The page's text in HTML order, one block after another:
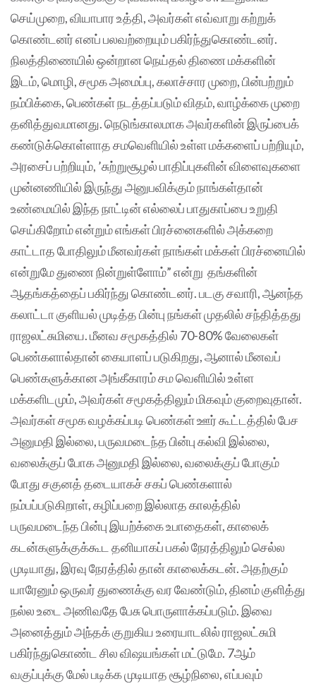
செய்முறை, வியாபார உத்தி, அவர்கள் எவ்வாறு கற்றுக்
கொண்டனர் எனப் பலவற்றையும் பகிர்ந்துகொண்டனர்.
நிலத்திணையில் ஒன்றான நெய்தல் திணை மக்களின்
இடம், மொழி, சமூக அமைப்பு, கலாச்சார முறை, பின்பற்றும்
நம்பிக்கை, பெண்கள் நடத்தப்படும் விதம், வாழ்க்கை முறை
தனித்துவமானது. நெடுங்காலமாக அவர்களின் இருப்பைக்
கண்டுக்கொள்ளாத சமவெளியில் உள்ள மக்களைப் பற்றியும்,
அரசைப் பற்றியும், ’சுற்றுசூழல் பாதிப்புகளின் விளைவுகளை
முன்னணியில் இருந்து அனுபவிக்கும் நாங்கள்தான்
உண்மையில் இந்த நாட்டின் எல்லைப் பாதுகாப்பை உறுதி
செய்கிறோம் என்றும் எங்கள் பிரச்னைகளில் அக்கறை
காட்டாத போதிலும் மீனவர்கள் நாங்கள் மக்கள் பிரச்னையில்
என்றுமே துணை நின்றுள்ளோம்” என்று தங்களின்
ஆதங்கத்தைப் பகிர்ந்து கொண்டனர். படகு சவாரி, ஆனந்த
கலாட்டா குளியல் முடித்த பின்பு நங்கள் முதலில் சந்தித்தது
ராஜலட்சுமியை. மீனவ சமூகத்தில் 70-80% வேலைகள்
பெண்களால்தான் கையாளப் படுகிறது, ஆனால் மீனவப்
பெண்களுக்கான அங்கீகாரம் சம வெளியில் உள்ள
மக்களிடமும், அவர்கள் சமூகத்திலும் மிகவும் குறைவுதான்.
அவர்கள் சமூக வழக்கப்படி பெண்கள் ஊர் கூட்டத்தில் பேச
அனுமதி இல்லை, பருவமடைந்த பின்பு கல்வி இல்லை,
வலைக்குப் போக அனுமதி இல்லை, வலைக்குப் போகும்
போது சகுனத் தடையாகச் சகப் பெண்களால்
நம்பப்படுகிறாள், கழிப்பறை இல்லாத காலத்தில்
பருவமடைந்த பின்பு இயற்க்கை உபாதைகள், காலைக்
கடன்களுக்குக்கூட தனியாகப் பகல் நேரத்திலும் செல்ல
முடியாது, இரவு நேரத்தில் தான் காலைக்கடன். அதற்கும்
யாரேனும் ஒருவர் துணைக்கு வர வேண்டும், தினம் குளித்து
நல்ல உடை அணிவதே பேசு பொருளாக்கப்படும். இவை
அனைத்தும் அந்தக் குறுகிய உரையாடலில் ராஜலட்சுமி
பகிர்ந்துகொண்ட சில விஷயங்கள் மட்டுமே. 7ஆம்
வகுப்புக்கு மேல் படிக்க முடியாத சூழ்நிலை, எப்பவும்